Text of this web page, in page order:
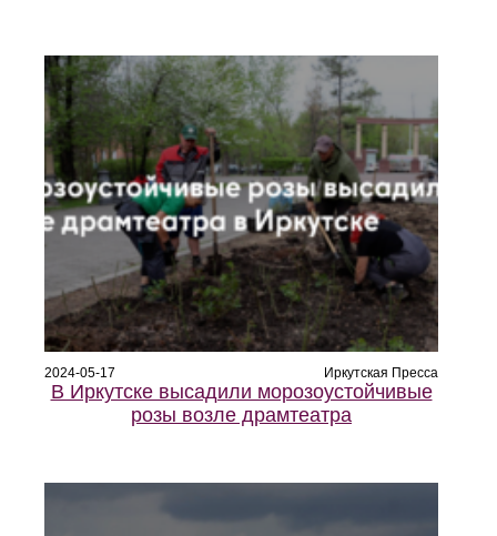
2024-05-17 Иркутская Пресса
В Иркутске высадили морозоустойчивые
розы возле драмтеатра